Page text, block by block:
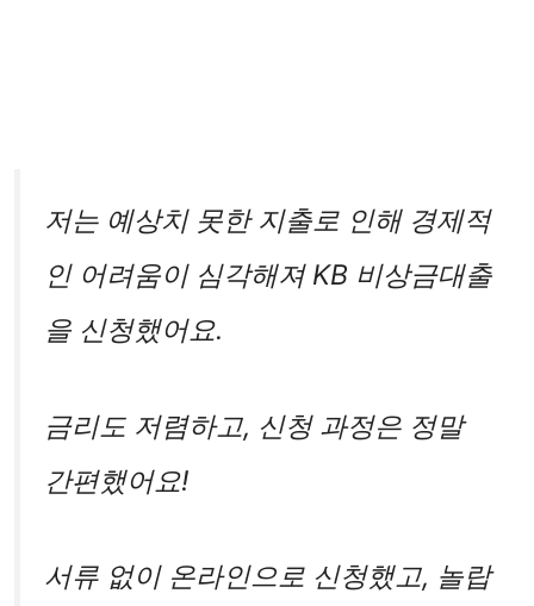
저는 예상치 못한 지출로 인해 경제적
인 어려움이 심각해져 KB 비상금대출
을 신청했어요.
금리도 저렴하고, 신청 과정은 정말
간편했어요!
서류 없이 온라인으로 신청했고, 놀랍